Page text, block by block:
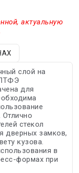
актуальную
слой на
для
стекол
дверных замков,
кузова.
в
формах при